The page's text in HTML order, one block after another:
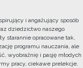
i angażujący sposób
dziedzictwo naszego
starannie opracowane tak,
programu nauczania, ale
wyobraźnię i pasję młodych
pracy, ciekawe prelekcje,